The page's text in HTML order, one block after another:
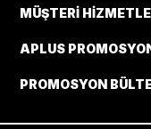
MÜŞTERI
APLUS
PROMOSYON